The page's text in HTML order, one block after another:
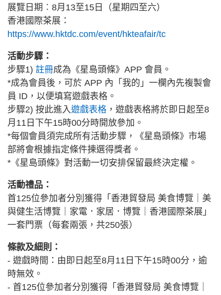
展覽日期︰8月13至15日（星期四至六）
香港國際茶展：
https://www.hktdc.com/event/hkteafair/tc
活動步驟：
步驟1) 註冊成為《星島頭條》APP 會員。
*成為會員後，可於 APP 內「我的」一欄內先複製會
員 ID，以便填寫遊戲表格。
步驟2) 按此進入遊戲表格 ，遊戲表格將於即日起至8
月11日下午15時00分時開放參加。
*每個會員須完成所有活動步驟，《星島頭條》市場
部將會根據指定條件揀選得獎者。
*《星島頭條》對活動一切安排保留最終決定權。
活動禮品：
首125位參加者分別獲得「香港貿發局 美食博覽｜美
與健生活博覽｜家電．家居．博覽｜香港國際茶展」
一套門票（每套兩張，共250張）
條款及細則：
- 遊戲時間：由即日起至8月11日下午15時00分，逾
時無效。
- 首125位參加者分別獲得「香港貿發局 美食博覽｜